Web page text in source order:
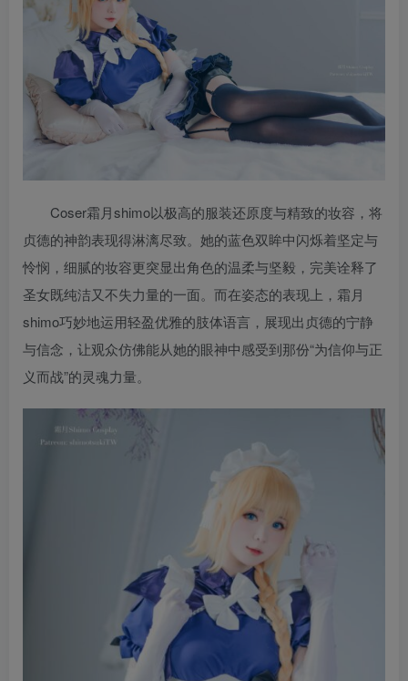
Coser霜月shimo以极高的服装还原度与精致的妆容，将
贞德的神韵表现得淋漓尽致。她的蓝色双眸中闪烁着坚定与
怜悯，细腻的妆容更突显出角色的温柔与坚毅，完美诠释了
圣女既纯洁又不失力量的一面。而在姿态的表现上，霜月
shimo巧妙地运用轻盈优雅的肢体语言，展现出贞德的宁静
与信念，让观众仿佛能从她的眼神中感受到那份“为信仰与正
义而战”的灵魂力量。